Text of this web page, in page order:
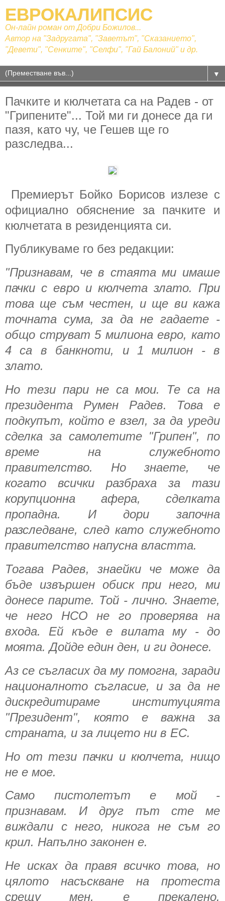
ЕВРОКАЛИПСИС
Он-лайн роман от Добри Божилов...
Автор на "Задругата", "Заветът", "Сказанието",
"Девети", "Сенките", "Селфи", "Гай Балоний" и др.
▼
Пачките и кюлчетата са на Радев - от
"Грипените"... Той ми ги донесе да ги
пазя, като чу, че Гешев ще го
разследва...
Премиерът Бойко Борисов излезе с
официално обяснение за пачките и
кюлчетата в резиденцията си.
Публикуваме го без редакции:
"Признавам, че в стаята ми имаше
пачки с евро и кюлчета злато. При
това ще съм честен, и ще ви кажа
точната сума, за да не гадаете -
общо струват 5 милиона евро, като
4 са в банкноти, и 1 милион - в
злато.
Но тези пари не са мои. Те са на
президента Румен Радев. Това е
подкупът, който е взел, за да уреди
сделка за самолетите "Грипен", по
време на служебното
правителство. Но знаете, че
когато всички разбраха за тази
корупционна афера, сделката
пропадна. И дори започна
разследване, след като служебното
правителство напусна властта.
Тогава Радев, знаейки че може да
бъде извършен обиск при него, ми
донесе парите. Той - лично. Знаете,
че него НСО не го проверява на
входа. Ей къде е вилата му - до
моята. Дойде един ден, и ги донесе.
Аз се съгласих да му помогна, заради
националното съгласие, и за да не
дискредитираме институцията
"Президент", която е важна за
страната, и за лицето ни в ЕС.
Но от тези пачки и кюлчета, нищо
не е мое.
Само пистолетът е мой -
признавам. И друг път сте ме
виждали с него, никога не съм го
крил. Напълно законен е.
Не исках да правя всичко това, но
цялото насъскване на протеста
срещу мен, е прекалено.